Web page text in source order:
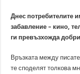
Днес потребителите
забавление – кино,
ги превъзхожда
Връзката между
те споделят толкова